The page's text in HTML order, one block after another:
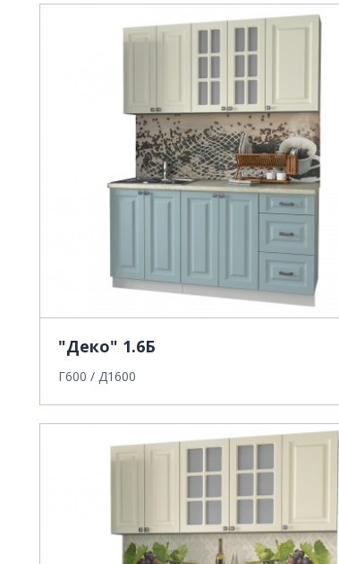
"Деко" 1.6Б
Г600 / Д1600